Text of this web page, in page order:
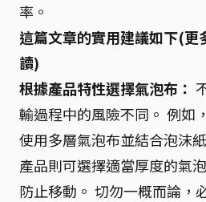
率。
這篇文章的實用建議如下(更
讀)
根據產品特性選擇氣泡布：
輸過程中的風險不同。 例如
使用多層氣泡布並結合泡沫
產品則可選擇適當厚度的氣
防止移動。 切勿一概而論，